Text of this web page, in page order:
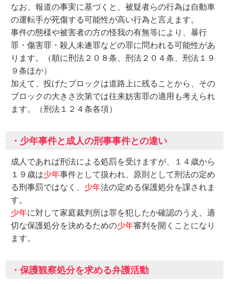
なお、報道の事実に基づくと、被疑者らの行為は自動車
の運転手が死傷する可能性が高い行為と言えます。
事件の態様や被害者の方の怪我の有無等により、暴行
罪・傷害罪・殺人未遂罪などの罪に問われる可能性があ
ります。（順に刑法２０８条、刑法２０４条、刑法１９
９条ほか）
加えて、投げたブロックは道路上に残ることから、その
ブロックの大きさ次第では往来妨害罪の適用も考えられ
ます。（刑法１２４条各項）
・少年事件と成人の刑事事件との違い
成人であれば刑法による処罰を受けますが、１４歳から
１９歳は少年事件として扱われ、原則として刑法の定め
る刑事罰ではなく、 少年法の定める保護処分を課されま
す。
少年に対して家庭裁判所は罪を犯したか確認のうえ、適
切な保護処分を決めるための少年審判を開くことになり
ます。
・保護観察処分を求める弁護活動